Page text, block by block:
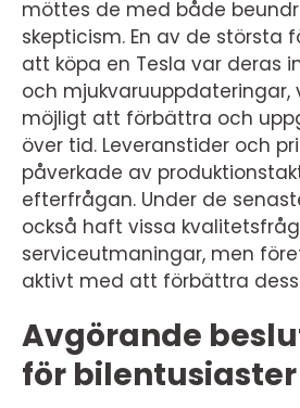
möttes de med både
skepticism. En av de största
att köpa en Tesla var deras
och mjukvaruuppdateringar,
möjligt att förbättra och
över tid. Leveranstider och
påverkade av
efterfrågan. Under de
också haft vissa
serviceutmaningar, men
aktivt med att förbättra
Avgörande
för bilentusiaster